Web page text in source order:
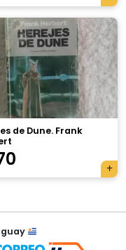
de Dune. Frank
×
acá